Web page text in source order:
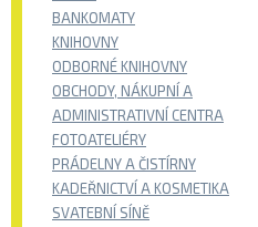
BANKOMATY
KNIHOVNY
ODBORNÉ KNIHOVNY
OBCHODY, NÁKUPNÍ A
ADMINISTRATIVNÍ CENTRA
FOTOATELIÉRY
PRÁDELNY A ČISTÍRNY
KADEŘNICTVÍ A KOSMETIKA
SVATEBNÍ SÍNĚ